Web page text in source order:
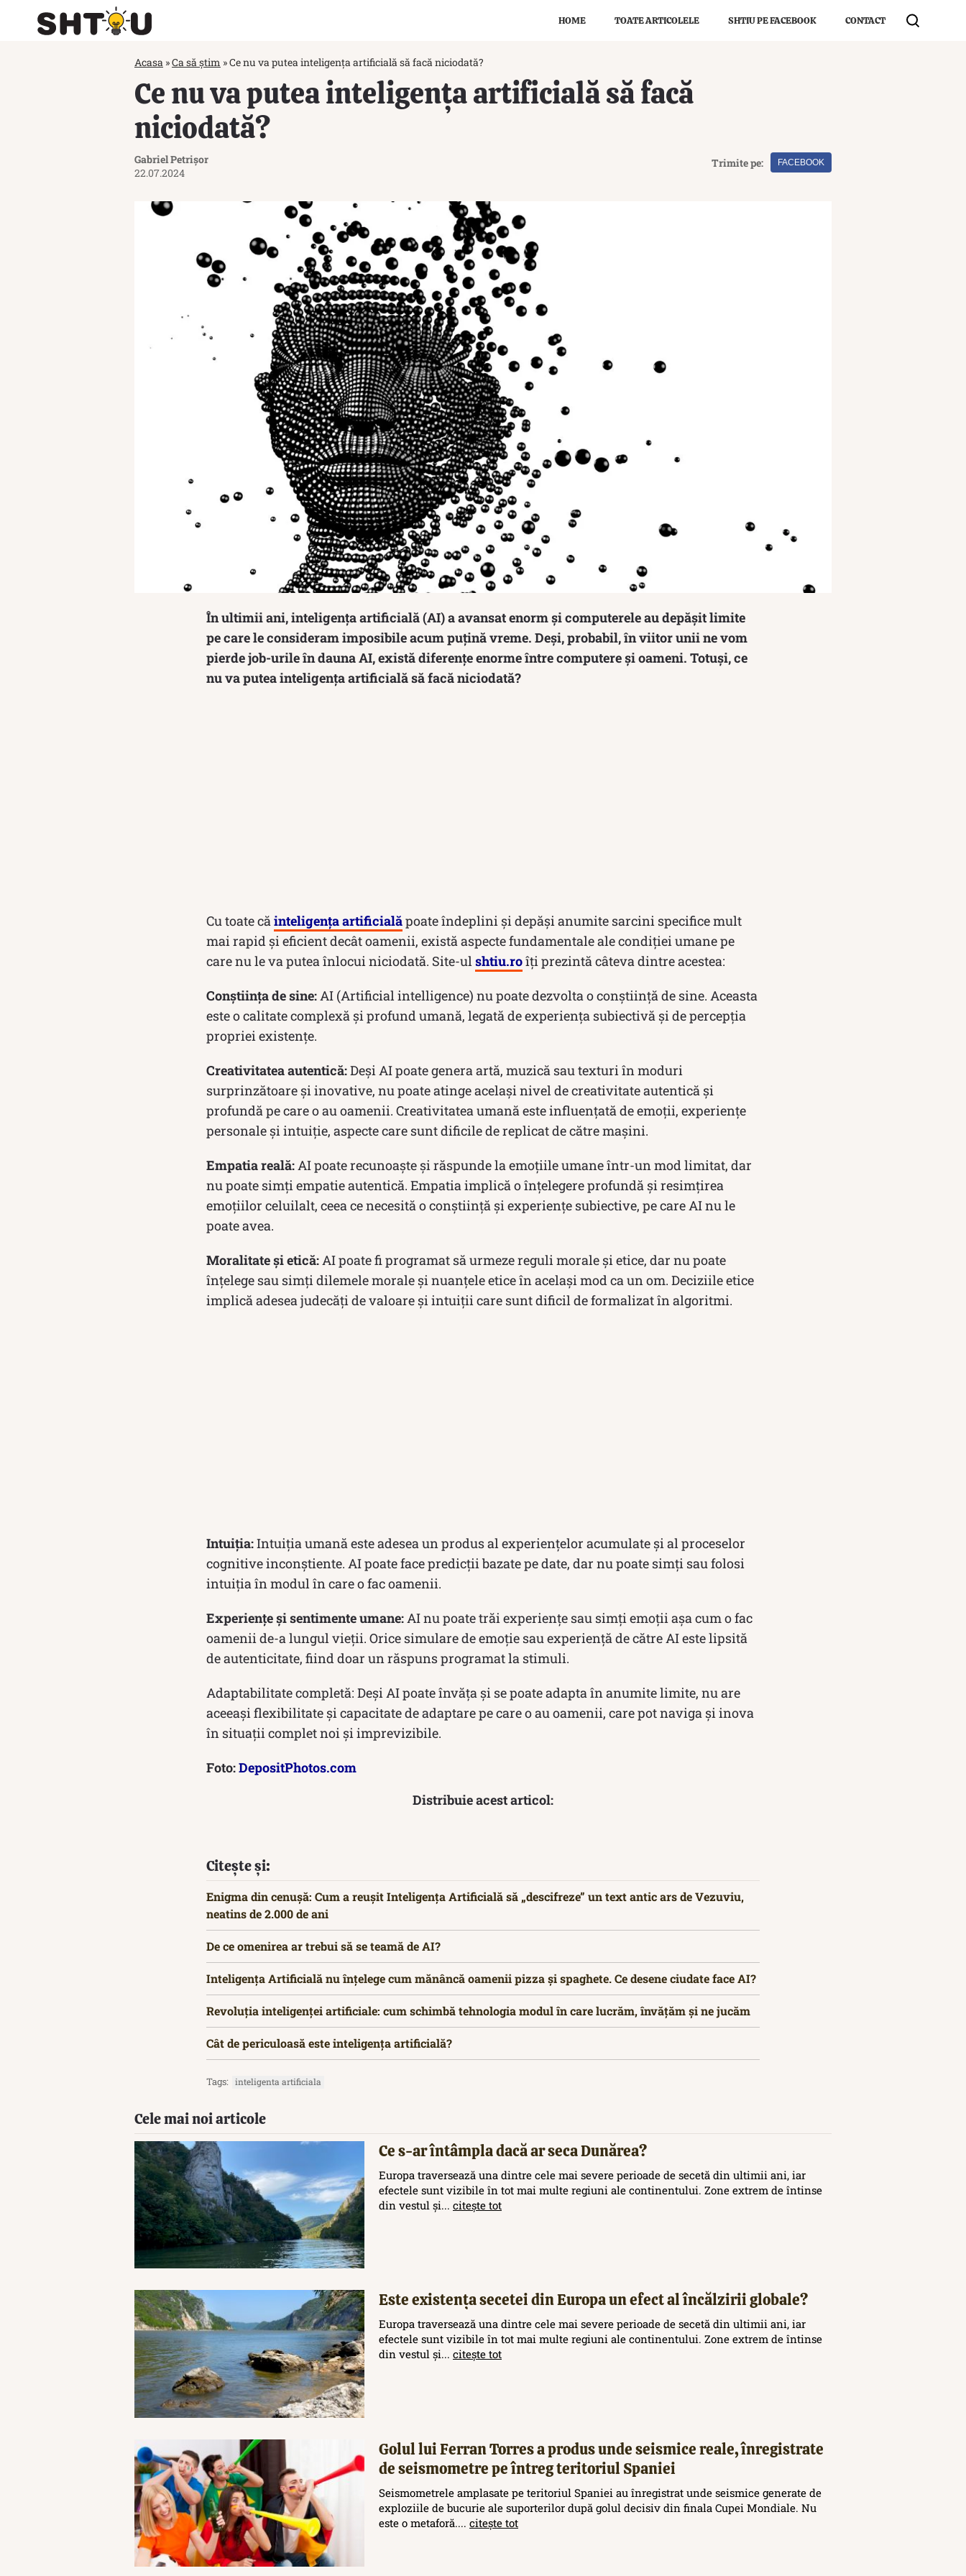
HOME TOATE ARTICOLELE SHTIU PE FACEBOOK CONTACT
Acasa »Ca să știm »Ce nu va putea inteligența artificială să facă niciodată?
Ce nu va putea inteligența artificială să facă
niciodată?
Gabriel Petrișor
22.07.2024
Trimite pe: FACEBOOK
În ultimii ani, inteligența artificială (AI) a avansat enorm și computerele au depășit limite
pe care le consideram imposibile acum puțină vreme. Deși, probabil, în viitor unii ne vom
pierde job-urile în dauna AI, există diferențe enorme între computere și oameni. Totuși, ce
nu va putea inteligența artificială să facă niciodată?
Cu toate căinteligența artificialăpoate îndeplini și depăși anumite sarcini specifice mult
mai rapid și eficient decât oamenii, există aspecte fundamentale ale condiției umane pe
care nu le va putea înlocui niciodată. Site-ulshtiu.roîți prezintă câteva dintre acestea:
Conștiința de sine:AI (Artificial intelligence) nu poate dezvolta o conștiință de sine. Aceasta
este o calitate complexă și profund umană, legată de experiența subiectivă și de percepția
propriei existențe.
Creativitatea autentică:Deși AI poate genera artă, muzică sau texturi în moduri
surprinzătoare și inovative, nu poate atinge același nivel de creativitate autentică și
profundă pe care o au oamenii. Creativitatea umană este influențată de emoții, experiențe
personale și intuiție, aspecte care sunt dificile de replicat de către mașini.
Empatia reală:AI poate recunoaște și răspunde la emoțiile umane într-un mod limitat, dar
nu poate simți empatie autentică. Empatia implică o înțelegere profundă și resimțirea
emoțiilor celuilalt, ceea ce necesită o conștiință și experiențe subiective, pe care AI nu le
poate avea.
Moralitate și etică:AI poate fi programat să urmeze reguli morale și etice, dar nu poate
înțelege sau simți dilemele morale și nuanțele etice în același mod ca un om. Deciziile etice
implică adesea judecăți de valoare și intuiții care sunt dificil de formalizat în algoritmi.
Intuiția:Intuiția umană este adesea un produs al experiențelor acumulate și al proceselor
cognitive inconștiente. AI poate face predicții bazate pe date, dar nu poate simți sau folosi
intuiția în modul în care o fac oamenii.
Experiențe și sentimente umane:AI nu poate trăi experiențe sau simți emoții așa cum o fac
oamenii de-a lungul vieții. Orice simulare de emoție sau experiență de către AI este lipsită
de autenticitate, fiind doar un răspuns programat la stimuli.
Adaptabilitate completă: Deși AI poate învăța și se poate adapta în anumite limite, nu are
aceeași flexibilitate și capacitate de adaptare pe care o au oamenii, care pot naviga și inova
în situații complet noi și imprevizibile.
Foto:DepositPhotos.com
Distribuie acest articol:
Citește și:
Enigma din cenușă: Cum a reușit Inteligența Artificială să „descifreze” un text antic ars de Vezuviu,
neatins de 2.000 de ani
De ce omenirea ar trebui să se teamă de AI?
Inteligența Artificială nu înțelege cum mănâncă oamenii pizza și spaghete. Ce desene ciudate face AI?
Revoluția inteligenței artificiale: cum schimbă tehnologia modul în care lucrăm, învățăm și ne jucăm
Cât de periculoasă este inteligența artificială?
Tags: inteligenta artificiala
Cele mai noi articole
Ce s-ar întâmpla dacă ar seca Dunărea?
Europa traversează una dintre cele mai severe perioade de secetă din ultimii ani, iar
efectele sunt vizibile în tot mai multe regiuni ale continentului. Zone extrem de întinse
din vestul și... citește tot
Este existența secetei din Europa un efect al încălzirii globale?
Europa traversează una dintre cele mai severe perioade de secetă din ultimii ani, iar
efectele sunt vizibile în tot mai multe regiuni ale continentului. Zone extrem de întinse
din vestul și... citește tot
Golul lui Ferran Torres a produs unde seismice reale, înregistrate
de seismometre pe întreg teritoriul Spaniei
Seismometrele amplasate pe teritoriul Spaniei au înregistrat unde seismice generate de
exploziile de bucurie ale suporterilor după golul decisiv din finala Cupei Mondiale. Nu
este o metaforă.... citește tot